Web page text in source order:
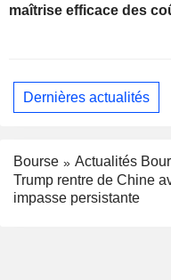
maîtrise efficace des
Dernières actualités
Bourse
Actualités
Trump rentre de Chine
impasse persistante